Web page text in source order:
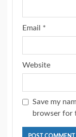
Email *
Website
Save my
browser for